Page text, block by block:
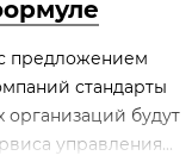
предложением
стандарты
организаций будут
управления...